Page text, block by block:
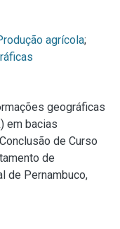
agrícola;
geográficas
em bacias
de Curso
de
de Pernambuco,